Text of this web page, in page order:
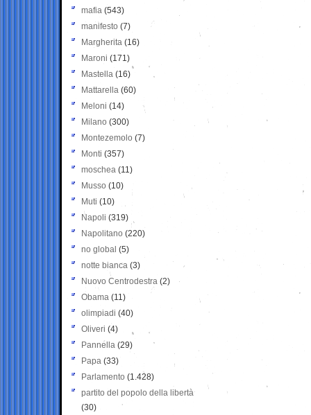
mafia (543)
manifesto (7)
Margherita (16)
Maroni (171)
Mastella (16)
Mattarella (60)
Meloni (14)
Milano (300)
Montezemolo (7)
Monti (357)
moschea (11)
Musso (10)
Muti (10)
Napoli (319)
Napolitano (220)
no global (5)
notte bianca (3)
Nuovo Centrodestra (2)
Obama (11)
olimpiadi (40)
Oliveri (4)
Pannella (29)
Papa (33)
Parlamento (1.428)
partito del popolo della libertà
(30)